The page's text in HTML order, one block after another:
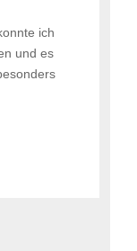
ich
und es